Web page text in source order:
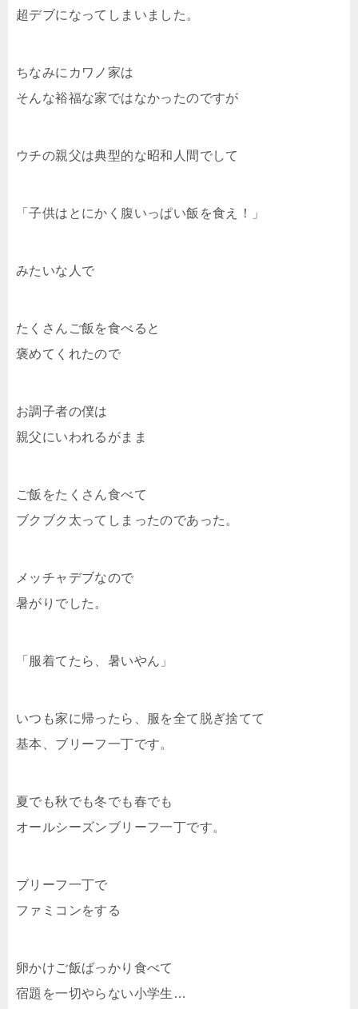
超デブになってしまいました。
ちなみにカワノ家は
そんな裕福な家ではなかったのですが
ウチの親父は典型的な昭和人間でして
「子供はとにかく腹いっぱい飯を食え！」
みたいな人で
たくさんご飯を食べると
褒めてくれたので
お調子者の僕は
親父にいわれるがまま
ご飯をたくさん食べて
ブクブク太ってしまったのであった。
メッチャデブなので
暑がりでした。
「服着てたら、暑いやん」
いつも家に帰ったら、服を全て脱ぎ捨てて
基本、ブリーフ一丁です。
夏でも秋でも冬でも春でも
オールシーズンブリーフ一丁です。
ブリーフ一丁で
ファミコンをする
卵かけご飯ばっかり食べて
宿題を一切やらない小学生…